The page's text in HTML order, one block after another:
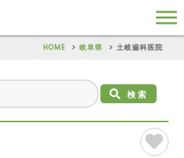
HOME 岐阜県 土岐歯科医院
検索